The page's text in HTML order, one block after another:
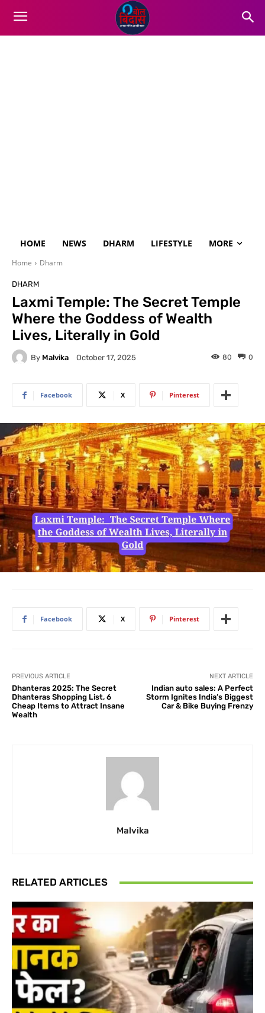
HOME NEWS DHARM LIFESTYLE MORE
Home Dharm
DHARM
Laxmi Temple: The Secret Temple
Where the Goddess of Wealth
Lives, Literally in Gold
By Malvika October 17, 2025 0
80
Facebook X Pinterest
Facebook X Pinterest
PREVIOUS ARTICLE
Dhanteras 2025: The Secret
Dhanteras Shopping List, 6
Cheap Items to Attract Insane
Wealth
NEXT ARTICLE
Indian auto sales: A Perfect
Storm Ignites India’s Biggest
Car & Bike Buying Frenzy
Malvika
RELATED ARTICLES